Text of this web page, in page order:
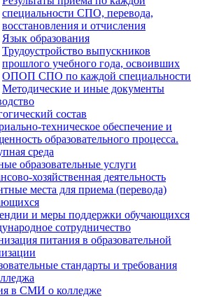
специальности СПО, перевода,
восстановления и отчисления
Язык образования
Трудоустройство выпускников
прошлого учебного года, освоивших
ОПОП СПО по каждой специальности
Методические и иные документы
состав
техническое обеспечение и
образовательного процесса.
среда
образовательные услуги
хозяйственная деятельность
места для приема (перевода)
и меры поддержки обучающихся
сотрудничество
питания в образовательной
стандарты и требования
в СМИ о колледже